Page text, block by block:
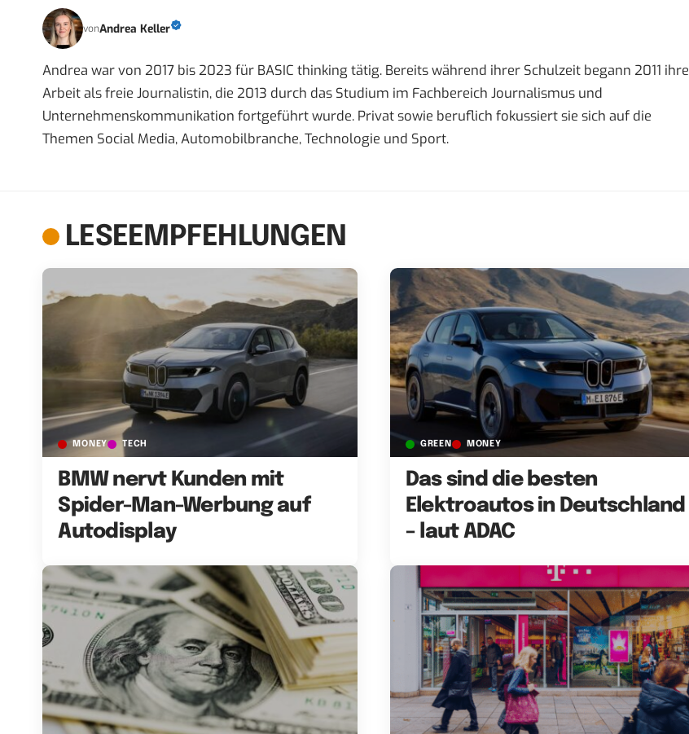
vonAndrea Keller
Andrea war von 2017 bis 2023 für BASIC thinking tätig. Bereits während ihrer Schulzeit begann 2011 ihre
Arbeit als freie Journalistin, die 2013 durch das Studium im Fachbereich Journalismus und
Unternehmenskommunikation fortgeführt wurde. Privat sowie beruflich fokussiert sie sich auf die
Themen Social Media, Automobilbranche, Technologie und Sport.
LESEEMPFEHLUNGEN
MONEY TECH
BMW nervt Kunden mit
Spider-Man-Werbung auf
Autodisplay
GREEN MONEY
Das sind die besten
Elektroautos in Deutschland
– laut ADAC